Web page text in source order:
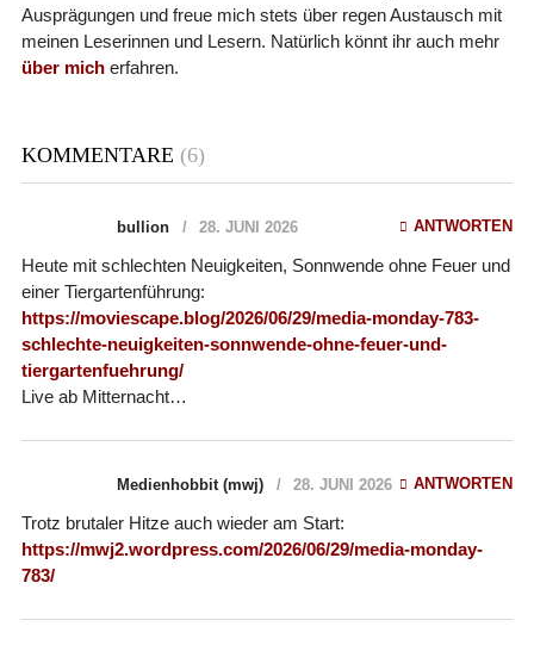
Ausprägungen und freue mich stets über regen Austausch mit
meinen Leserinnen und Lesern. Natürlich könnt ihr auch mehr
über micherfahren.
KOMMENTARE (6)
bullion 28. JUNI 2026 ANTWORTEN
Heute mit schlechten Neuigkeiten, Sonnwende ohne Feuer und
einer Tiergartenführung:
https://moviescape.blog/2026/06/29/media-monday-783-
schlechte-neuigkeiten-sonnwende-ohne-feuer-und-
tiergartenfuehrung/
Live ab Mitternacht…
Medienhobbit (mwj) 28. JUNI 2026 ANTWORTEN
Trotz brutaler Hitze auch wieder am Start:
https://mwj2.wordpress.com/2026/06/29/media-monday-
783/